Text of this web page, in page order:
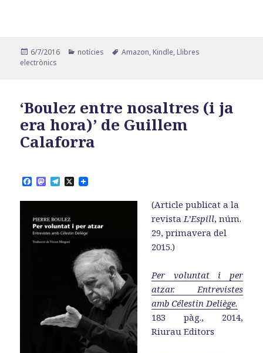
Publicat
el
6/7/2016 Categories
notícies Etiquetes
Amazon, Kindle, Llibres
electrònics
‘Boulez entre nosaltres (i ja
era hora)’ de Guillem
Calaforra
F
c
b
o
o
k
M
s
o
d
o
n
T
l
g
r
a
m
X
(Article publicat a la
revistaL’Espill, núm.
29, primavera del
2015.)
Per voluntat i per
atzar. Entrevistes
amb Célestin Deliège.
183 pàg., 2014,
Riurau Editors